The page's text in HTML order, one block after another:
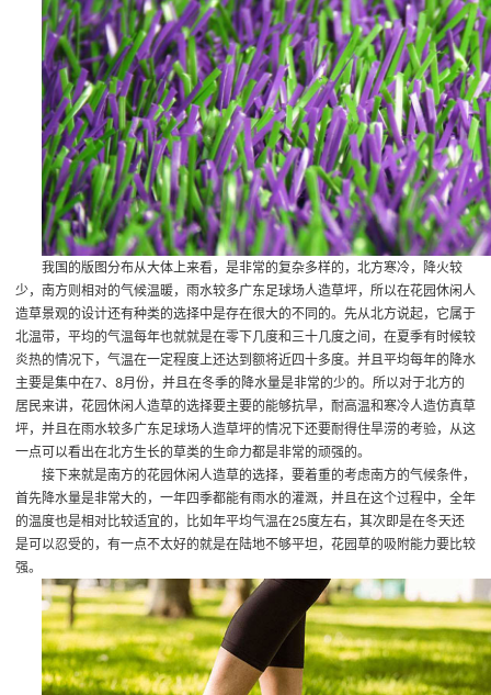
我国的版图分布从大体上来看，是非常的复杂多样的，北方寒冷，降火较
少，南方则相对的气候温暖，雨水较多广东足球场人造草坪，所以在花园休闲人
造草景观的设计还有种类的选择中是存在很大的不同的。先从北方说起，它属于
北温带，平均的气温每年也就就是在零下几度和三十几度之间，在夏季有时候较
炎热的情况下，气温在一定程度上还达到额将近四十多度。并且平均每年的降水
主要是集中在7、8月份，并且在冬季的降水量是非常的少的。所以对于北方的
居民来讲，花园休闲人造草的选择要主要的能够抗旱，耐高温和寒冷人造仿真草
坪，并且在雨水较多广东足球场人造草坪的情况下还要耐得住旱涝的考验，从这
一点可以看出在北方生长的草类的生命力都是非常的顽强的。
接下来就是南方的花园休闲人造草的选择，要着重的考虑南方的气候条件，
首先降水量是非常大的，一年四季都能有雨水的灌溉，并且在这个过程中，全年
的温度也是相对比较适宜的，比如年平均气温在25度左右，其次即是在冬天还
是可以忍受的，有一点不太好的就是在陆地不够平坦，花园草的吸附能力要比较
强。